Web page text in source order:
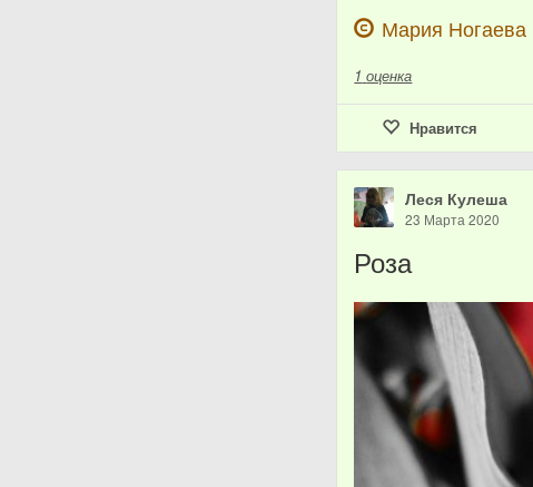
Мария Ногаева
1 оценка
Нравится
Леся Кулеша
23 Марта 2020
Роза